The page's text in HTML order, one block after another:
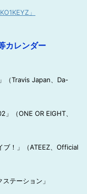
」
カレンダー
（Travis Japan、Da-
（ONE OR EIGHT、
ブ！」（ATEEZ、Official
テーション」